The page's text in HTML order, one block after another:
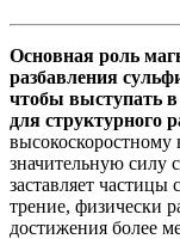
Основная роль
разбавления
чтобы выступать в
для структурного
высокоскоростному
значительную силу
заставляет частицы
трение, физически
достижения более